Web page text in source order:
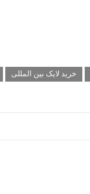
خرید لایک بین المللی